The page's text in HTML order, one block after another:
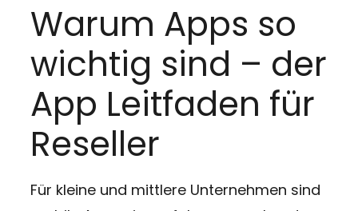
Warum Apps so
wichtig sind – der
App Leitfaden für
Reseller
Für kleine und mittlere Unternehmen sind